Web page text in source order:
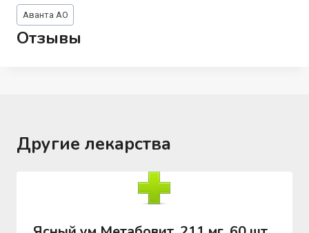
Метки
записи:
Аванта АО
Отзывы
Другие лекарства